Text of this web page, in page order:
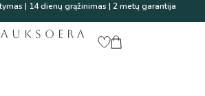
| 14 dienų grąžinimas | 2 metų garantija
AUKSOERA